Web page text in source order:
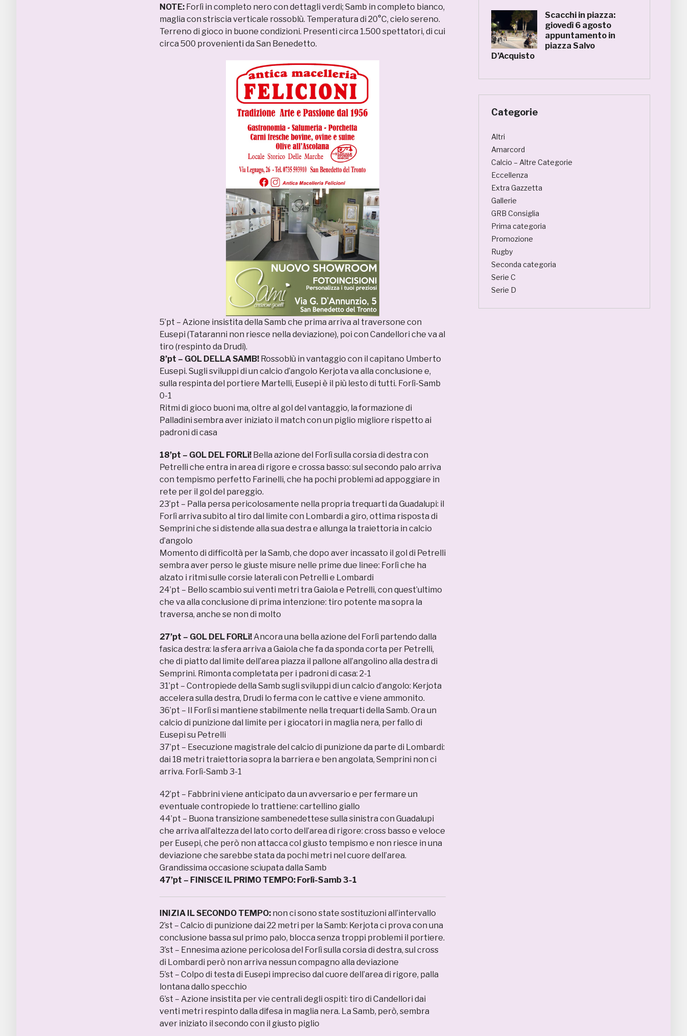
NOTE: Forlì in completo nero con dettagli verdi; Samb in completo bianco,
maglia con striscia verticale rossoblù. Temperatura di 20°C, cielo sereno.
Terreno di gioco in buone condizioni. Presenti circa 1.500 spettatori, di cui
circa 500 provenienti da San Benedetto.
5’pt – Azione insistita della Samb che prima arriva al traversone con
Eusepi (Tataranni non riesce nella deviazione), poi con Candellori che va al
tiro (respinto da Drudi).
8’pt – GOL DELLA SAMB! Rossoblù in vantaggio con il capitano Umberto
Eusepi. Sugli sviluppi di un calcio d’angolo Kerjota va alla conclusione e,
sulla respinta del portiere Martelli, Eusepi è il più lesto di tutti. Forlì-Samb
0-1
Ritmi di gioco buoni ma, oltre al gol del vantaggio, la formazione di
Palladini sembra aver iniziato il match con un piglio migliore rispetto ai
padroni di casa
18’pt – GOL DEL FORLì! Bella azione del Forlì sulla corsia di destra con
Petrelli che entra in area di rigore e crossa basso: sul secondo palo arriva
con tempismo perfetto Farinelli, che ha pochi problemi ad appoggiare in
rete per il gol del pareggio.
23’pt – Palla persa pericolosamente nella propria trequarti da Guadalupi: il
Forlì arriva subito al tiro dal limite con Lombardi a giro, ottima risposta di
Semprini che si distende alla sua destra e allunga la traiettoria in calcio
d’angolo
Momento di difficoltà per la Samb, che dopo aver incassato il gol di Petrelli
sembra aver perso le giuste misure nelle prime due linee: Forlì che ha
alzato i ritmi sulle corsie laterali con Petrelli e Lombardi
24’pt – Bello scambio sui venti metri tra Gaiola e Petrelli, con quest’ultimo
che va alla conclusione di prima intenzione: tiro potente ma sopra la
traversa, anche se non di molto
27’pt – GOL DEL FORLì!Ancora una bella azione del Forlì partendo dalla
fasica destra: la sfera arriva a Gaiola che fa da sponda corta per Petrelli,
che di piatto dal limite dell’area piazza il pallone all’angolino alla destra di
Semprini. Rimonta completata per i padroni di casa: 2-1
31’pt – Contropiede della Samb sugli sviluppi di un calcio d’angolo: Kerjota
accelera sulla destra, Drudi lo ferma con le cattive e viene ammonito.
36’pt – Il Forlì si mantiene stabilmente nella trequarti della Samb. Ora un
calcio di punizione dal limite per i giocatori in maglia nera, per fallo di
Eusepi su Petrelli
37’pt – Esecuzione magistrale del calcio di punizione da parte di Lombardi:
dai 18 metri traiettoria sopra la barriera e ben angolata, Semprini non ci
arriva. Forlì-Samb 3-1
42’pt – Fabbrini viene anticipato da un avversario e per fermare un
eventuale contropiede lo trattiene: cartellino giallo
44’pt – Buona transizione sambenedettese sulla sinistra con Guadalupi
che arriva all’altezza del lato corto dell’area di rigore: cross basso e veloce
per Eusepi, che però non attacca col giusto tempismo e non riesce in una
deviazione che sarebbe stata da pochi metri nel cuore dell’area.
Grandissima occasione sciupata dalla Samb
47’pt – FINISCE IL PRIMO TEMPO: Forlì-Samb 3-1
INIZIA IL SECONDO TEMPO: non ci sono state sostituzioni all’intervallo
2’st – Calcio di punizione dai 22 metri per la Samb: Kerjota ci prova con una
conclusione bassa sul primo palo, blocca senza troppi problemi il portiere.
3’st – Ennesima azione pericolosa del Forlì sulla corsia di destra, sul cross
di Lombardi però non arriva nessun compagno alla deviazione
5’st – Colpo di testa di Eusepi impreciso dal cuore dell’area di rigore, palla
lontana dallo specchio
6’st – Azione insistita per vie centrali degli ospiti: tiro di Candellori dai
venti metri respinto dalla difesa in maglia nera. La Samb, però, sembra
aver iniziato il secondo con il giusto piglio
Scacchi in piazza:
giovedì 6 agosto
appuntamento in
piazza Salvo
D’Acquisto
Categorie
Altri
Amarcord
Calcio – Altre Categorie
Eccellenza
Extra Gazzetta
Gallerie
GRB Consiglia
Prima categoria
Promozione
Rugby
Seconda categoria
Serie C
Serie D